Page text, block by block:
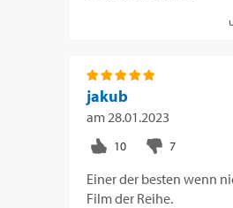
jakub
am 28.01.2023
Einer der besten wenn
Film der Reihe.